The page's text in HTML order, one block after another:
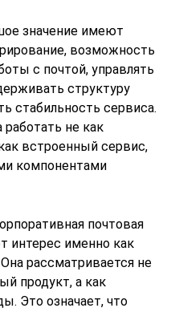
значение имеют
возможность
с почтой, управлять
структуру
стабильность сервиса.
не как
встроенный сервис,
компонентами
почтовая
интерес именно как
рассматривается не
продукт, а как
Это означает, что